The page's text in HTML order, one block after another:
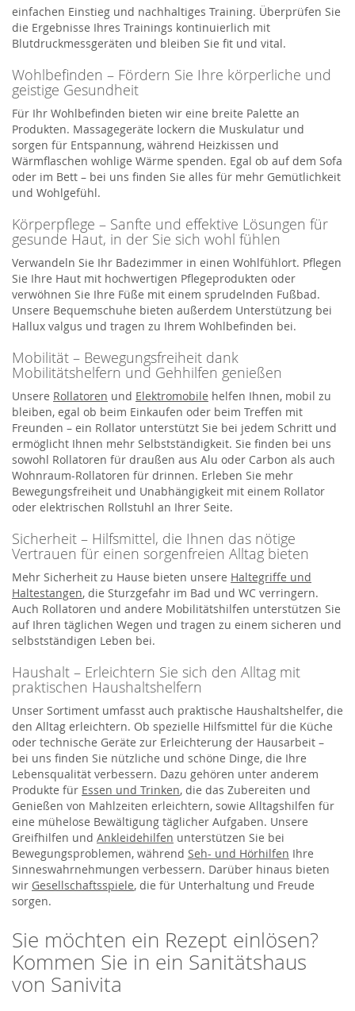
einfachen Einstieg und nachhaltiges Training. Überprüfen Sie
die Ergebnisse Ihres Trainings kontinuierlich mit
Blutdruckmessgeräten und bleiben Sie fit und vital.
Wohlbefinden – Fördern Sie Ihre körperliche und
geistige Gesundheit
Für Ihr Wohlbefinden bieten wir eine breite Palette an
Produkten. Massagegeräte lockern die Muskulatur und
sorgen für Entspannung, während Heizkissen und
Wärmflaschen wohlige Wärme spenden. Egal ob auf dem Sofa
oder im Bett – bei uns finden Sie alles für mehr Gemütlichkeit
und Wohlgefühl.
Körperpflege – Sanfte und effektive Lösungen für
gesunde Haut, in der Sie sich wohl fühlen
Verwandeln Sie Ihr Badezimmer in einen Wohlfühlort. Pflegen
Sie Ihre Haut mit hochwertigen Pflegeprodukten oder
verwöhnen Sie Ihre Füße mit einem sprudelnden Fußbad.
Unsere Bequemschuhe bieten außerdem Unterstützung bei
Hallux valgus und tragen zu Ihrem Wohlbefinden bei.
Mobilität – Bewegungsfreiheit dank
Mobilitätshelfern und Gehhilfen genießen
Unsere Rollatoren und Elektromobile helfen Ihnen, mobil zu
bleiben, egal ob beim Einkaufen oder beim Treffen mit
Freunden – ein Rollator unterstützt Sie bei jedem Schritt und
ermöglicht Ihnen mehr Selbstständigkeit. Sie finden bei uns
sowohl Rollatoren für draußen aus Alu oder Carbon als auch
Wohnraum-Rollatoren für drinnen. Erleben Sie mehr
Bewegungsfreiheit und Unabhängigkeit mit einem Rollator
oder elektrischen Rollstuhl an Ihrer Seite.
Sicherheit – Hilfsmittel, die Ihnen das nötige
Vertrauen für einen sorgenfreien Alltag bieten
Mehr Sicherheit zu Hause bieten unsere Haltegriffe und
Haltestangen, die Sturzgefahr im Bad und WC verringern.
Auch Rollatoren und andere Mobilitätshilfen unterstützen Sie
auf Ihren täglichen Wegen und tragen zu einem sicheren und
selbstständigen Leben bei.
Haushalt – Erleichtern Sie sich den Alltag mit
praktischen Haushaltshelfern
Unser Sortiment umfasst auch praktische Haushaltshelfer, die
den Alltag erleichtern. Ob spezielle Hilfsmittel für die Küche
oder technische Geräte zur Erleichterung der Hausarbeit –
bei uns finden Sie nützliche und schöne Dinge, die Ihre
Lebensqualität verbessern. Dazu gehören unter anderem
Produkte für Essen und Trinken, die das Zubereiten und
Genießen von Mahlzeiten erleichtern, sowie Alltagshilfen für
eine mühelose Bewältigung täglicher Aufgaben. Unsere
Greifhilfen und Ankleidehilfen unterstützen Sie bei
Bewegungsproblemen, während Seh- und Hörhilfen Ihre
Sinneswahrnehmungen verbessern. Darüber hinaus bieten
wir Gesellschaftsspiele, die für Unterhaltung und Freude
sorgen.
Sie möchten ein Rezept einlösen?
Kommen Sie in ein Sanitätshaus
von Sanivita